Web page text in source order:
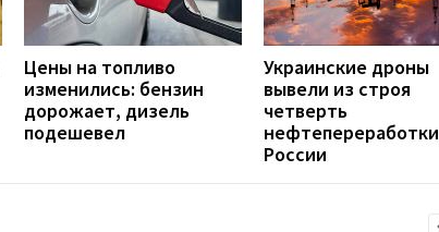
Цены на топливо
изменились: бензин
дорожает, дизель
подешевел
Украинские дроны
вывели из строя
четверть
нефтепереработки
России